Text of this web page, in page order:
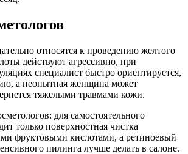
относятся к проведению желтого
действуют агрессивно, при
специалист быстро ориентируется,
а неопытная женщина может
тяжелыми травмами кожи.
для самостоятельного
только поверхностная чистка
фруктовыми кислотами, а ретиноевый
пилинга лучше делать в салоне.